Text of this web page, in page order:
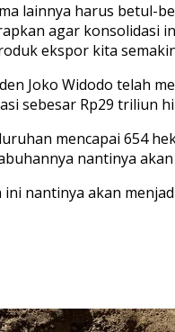
lainnya harus
agar
ekspor kita
Joko Widodo telah
sebesar Rp29 triliun
mencapai 654
nantinya akan
nantinya akan